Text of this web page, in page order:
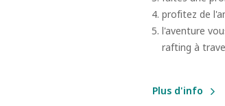
profitez de
l'aventure
rafting à
Plus d'info